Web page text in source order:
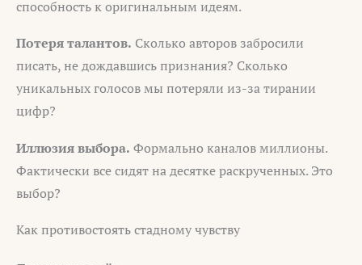
способность к оригинальным идеям.
Потеря талантов. Сколько авторов забросили
писать, не дождавшись признания? Сколько
уникальных голосов мы потеряли из-за тирании
цифр?
Иллюзия выбора. Формально каналов миллионы.
Фактически все сидят на десятке раскрученных. Это
выбор?
Как противостоять стадному чувству